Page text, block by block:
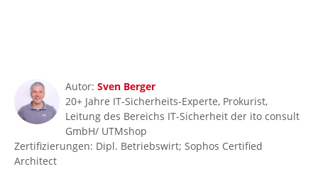
Autor: Sven Berger
20+ Jahre IT-Sicherheits-Experte, Prokurist,
Leitung des Bereichs IT-Sicherheit der ito consult
GmbH/ UTMshop
Zertifizierungen: Dipl. Betriebswirt; Sophos Certified
Architect